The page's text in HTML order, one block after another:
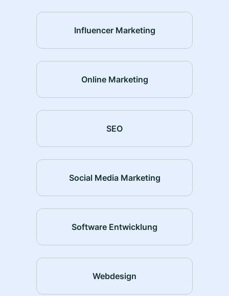
Influencer Marketing
Online Marketing
SEO
Social Media Marketing
Software Entwicklung
Webdesign